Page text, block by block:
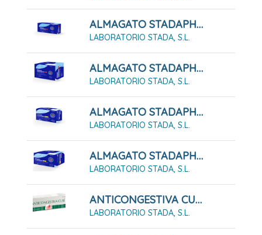
ALMAGATO STADAPHARM 1,5 G SUSPENSIÓN ORAL 12 SOBRES
LABORATORIO STADA, S.L.
ALMAGATO STADAPHARM 1,5 G SUSPENSIÓN ORAL 24 SOBRES
LABORATORIO STADA, S.L.
ALMAGATO STADAPHARM 500 24 COMPRIMIDOS MASTICABLES
LABORATORIO STADA, S.L.
ALMAGATO STADAPHARM 500 48 COMPRIMIDOS MASTICABLES
LABORATORIO STADA, S.L.
ANTICONGESTIVA CUSÍ (Pasta Lassar) PASTA CUTANEA 45G
LABORATORIO STADA, S.L.